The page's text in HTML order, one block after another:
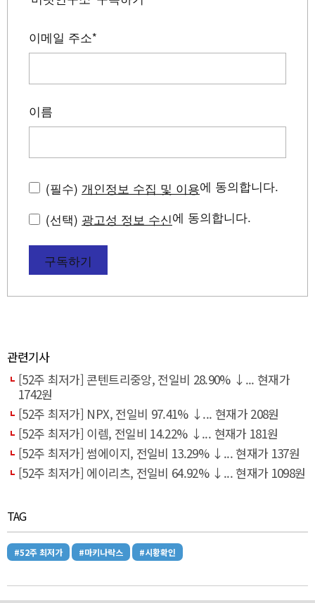
이메일 주소*
이름
(필수) 개인정보 수집 및 이용에 동의합니다.
(선택) 광고성 정보 수신에 동의합니다.
구독하기
관련기사
[52주 최저가] 콘텐트리중앙, 전일비 28.90% ↓... 현재가
1742원
[52주 최저가] NPX, 전일비 97.41% ↓... 현재가 208원
[52주 최저가] 이렘, 전일비 14.22% ↓... 현재가 181원
[52주 최저가] 썸에이지, 전일비 13.29% ↓... 현재가 137원
[52주 최저가] 에이리츠, 전일비 64.92% ↓... 현재가 1098원
TAG
#52주 최저가 #마키나락스 #시황확인